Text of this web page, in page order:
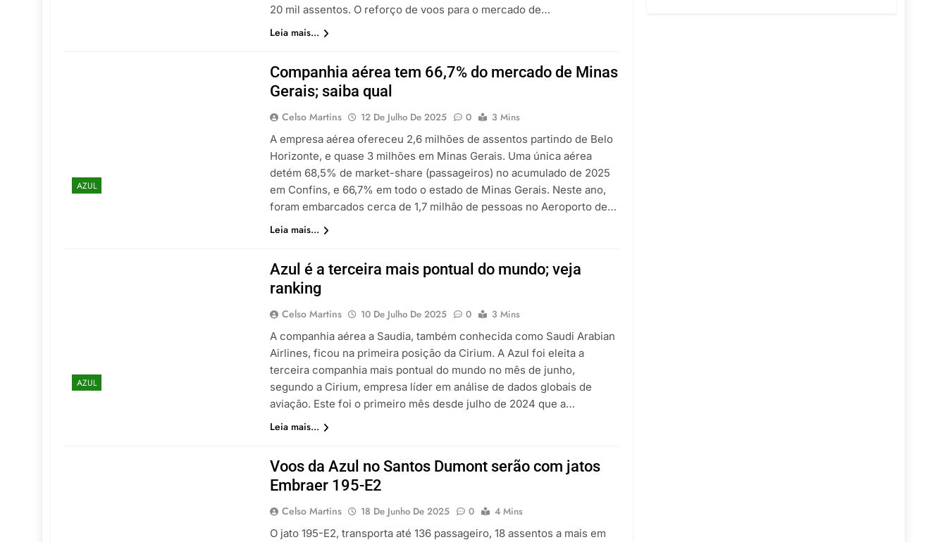
20 mil assentos. O reforço de voos para o mercado de…
Leia mais...
AZUL
Companhia aérea tem 66,7% do mercado de Minas
Gerais; saiba qual
Celso Martins 12 De Julho De 2025 0
3 Mins
A empresa aérea ofereceu 2,6 milhões de assentos partindo de Belo
Horizonte, e quase 3 milhões em Minas Gerais. Uma única aérea
detém 68,5% de market-share (passageiros) no acumulado de 2025
em Confins, e 66,7% em todo o estado de Minas Gerais. Neste ano,
foram embarcados cerca de 1,7 milhão de pessoas no Aeroporto de…
Leia mais...
AZUL
Azul é a terceira mais pontual do mundo; veja
ranking
Celso Martins 10 De Julho De 2025 0
3 Mins
A companhia aérea a Saudia, também conhecida como Saudi Arabian
Airlines, ficou na primeira posição da Cirium. A Azul foi eleita a
terceira companhia mais pontual do mundo no mês de junho,
segundo a Cirium, empresa líder em análise de dados globais de
aviação. Este foi o primeiro mês desde julho de 2024 que a…
Leia mais...
Voos da Azul no Santos Dumont serão com jatos
Embraer 195-E2
Celso Martins 18 De Junho De 2025 0
4 Mins
O jato 195-E2, transporta até 136 passageiro, 18 assentos a mais em